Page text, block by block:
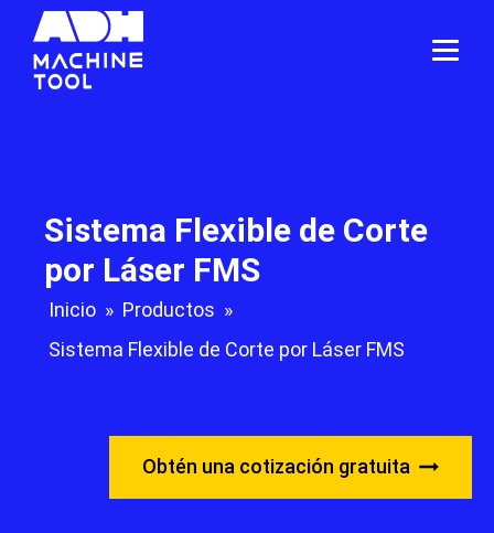
Sistema Flexible de Corte
por Láser FMS
Inicio » Productos »
Sistema Flexible de Corte por Láser FMS
Obtén una cotización gratuita